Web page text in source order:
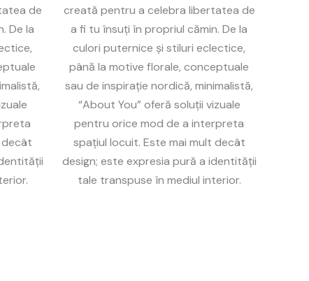
de
De la
decât
creată pentru a celebra libertatea de
a fi tu însuți în propriul cămin. De la
culori puternice și stiluri eclectice,
până la motive florale, conceptuale
sau de inspirație nordică, minimalistă,
“About You” oferă soluții vizuale
pentru orice mod de a interpreta
spațiul locuit. Este mai mult decât
design; este expresia pură a identității
tale transpuse în mediul interior.